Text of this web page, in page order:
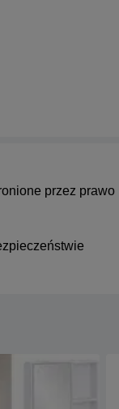
dane:
zakupu i podstawy
zwrotnie
przez prawo